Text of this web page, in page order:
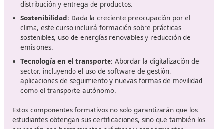
estudiantes para enfrentar los desafíos del sector
futuro.
Contenido del curso: lo que
saber
Los cursos para el título de competencia profesional de
transporte abarcaránuna amplia gama de materias